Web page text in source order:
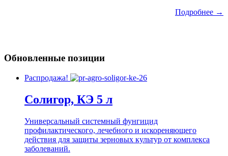
Подробнее →
Обновленные позиции
Распродажа!
Солигор, КЭ 5 л
Универсальный системный фунгицид
профилактического, лечебного и искореняющего
действия для защиты зерновых культур от комплекса
заболеваний.